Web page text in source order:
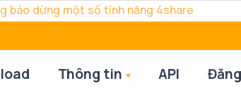
báo dừng một số tính năng 4share
Thông tin API